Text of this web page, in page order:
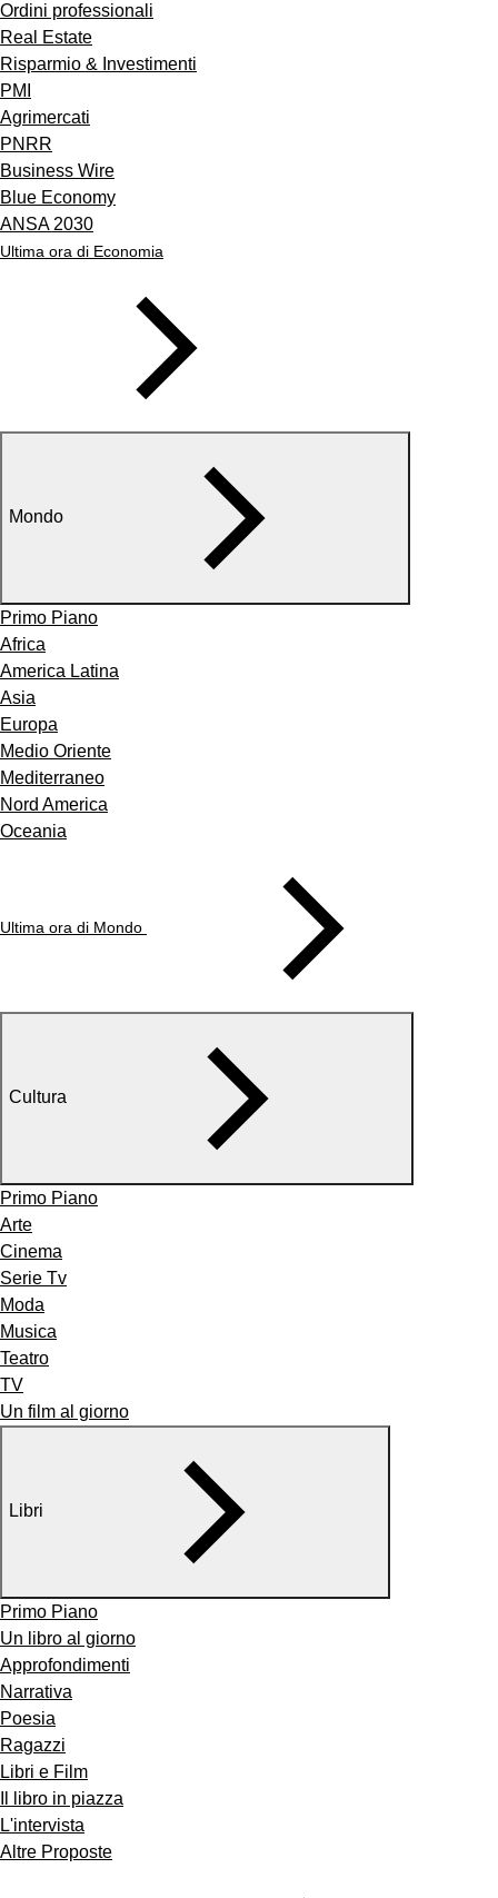
Ordini professionali
Real Estate
Risparmio & Investimenti
PMI
Agrimercati
PNRR
Business Wire
Blue Economy
ANSA 2030
Ultima ora di Economia
Mondo
Primo Piano
Africa
America Latina
Asia
Europa
Medio Oriente
Mediterraneo
Nord America
Oceania
Ultima ora di Mondo
Cultura
Primo Piano
Arte
Cinema
Serie Tv
Moda
Musica
Teatro
TV
Un film al giorno
Libri
Primo Piano
Un libro al giorno
Approfondimenti
Narrativa
Poesia
Ragazzi
Libri e Film
Il libro in piazza
L'intervista
Altre Proposte